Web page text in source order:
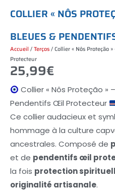
COLLIER « NÔS PROTEÇ
BLEUES & PENDENTIF
Accueil /Terços/ Collier « Nôs Proteção
Protecteur
25,99€
Collier « Nôs Proteção »
Pendentifs Œil Protecteur
Ce collier audacieux et
hommage à la culture
ancestrales. Composé de
et de pendentifs œil
la fois protection
originalité artisanale.